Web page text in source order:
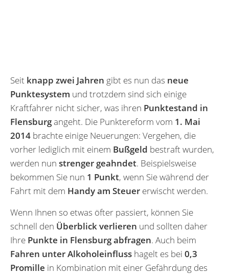
Seit knapp zwei Jahren gibt es nun das neue
Punktesystem und trotzdem sind sich einige
Kraftfahrer nicht sicher, was ihren Punktestand in
Flensburgangeht. Die Punktereform vom 1. Mai
2014 brachte einige Neuerungen: Vergehen, die
vorher lediglich mit einem Bußgeld bestraft wurden,
werden nun strenger geahndet. Beispielsweise
bekommen Sie nun 1 Punkt, wenn Sie während der
Fahrt mit dem Handy am Steuer erwischt werden.
Wenn Ihnen so etwas öfter passiert, können Sie
schnell den Überblick verlieren und sollten daher
Ihre Punkte in Flensburg abfragen. Auch beim
Fahren unter Alkoholeinfluss hagelt es bei 0,3
Promille in Kombination mit einer Gefährdung des